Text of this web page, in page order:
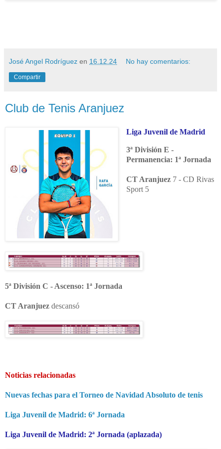
José Angel Rodríguez en 16.12.24 No hay comentarios:
Compartir
Club de Tenis Aranjuez
Liga Juvenil de Madrid
3ª División E -
Permanencia: 1ª Jornada
CT Aranjuez7 - CD Rivas
Sport 5
5ª División C - Ascenso: 1ª Jornada
CT Aranjuez descansó
Noticias relacionadas
Nuevas fechas para el Torneo de Navidad Absoluto de tenis
Liga Juvenil de Madrid: 6ª Jornada
Liga Juvenil de Madrid: 2ª Jornada (aplazada)